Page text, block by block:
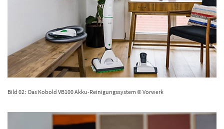
Bild 02: Das Kobold VB100 Akku-Reinigungssystem © Vorwerk